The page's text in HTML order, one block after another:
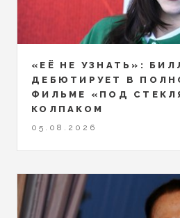
«ЕЁ НЕ УЗНАТЬ»:
ДЕБЮТИРУЕТ В
ФИЛЬМЕ «ПОД
КОЛПАКОМ
05.08.2026